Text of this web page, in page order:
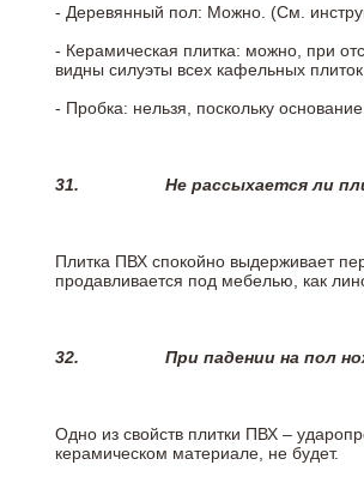
- Деревянный пол: Можно. (См.
- Керамическая плитка: можно, при
видны силуэты всех кафельных
- Пробка: нельзя, поскольку
31. Не рассыхается ли
Плитка ПВХ спокойно выдерживает
продавливается под мебелью, как
32. При падении на пол
Одно из свойств плитки ПВХ –
керамическом материале, не будет.